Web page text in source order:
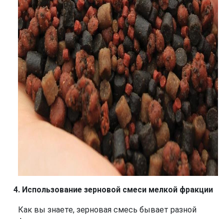
Использование зерновой смеси мелкой фракции
Как вы знаете, зерновая смесь бывает разной